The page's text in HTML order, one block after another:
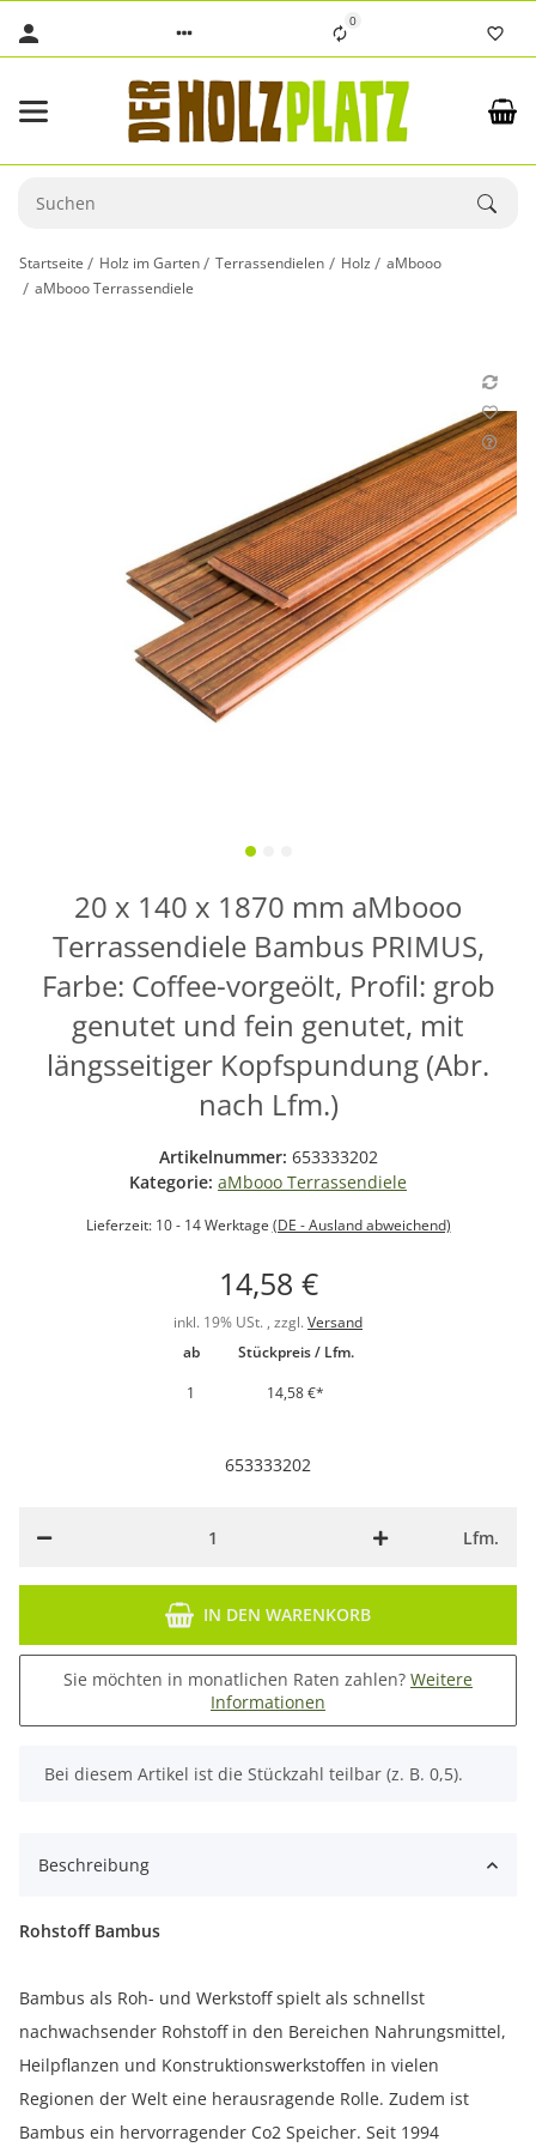
0
Startseite Holz im Garten Terrassendielen Holz
aMbooo
aMbooo Terrassendiele
20 x 140 x 1870 mm aMbooo
Terrassendiele Bambus PRIMUS,
Farbe: Coffee-vorgeölt, Profil: grob
genutet und fein genutet, mit
längsseitiger Kopfspundung (Abr.
nach Lfm.)
Artikelnummer: 653333202
Kategorie: aMbooo Terrassendiele
Lieferzeit: 10 - 14 Werktage (DE - Ausland abweichend)
14,58 €
inkl. 19% USt. , zzgl. Versand
ab
Stückpreis / Lfm.
1
14,58 €*
653333202
Lfm.
IN DEN WARENKORB
Sie möchten in monatlichen Raten zahlen? Weitere
Informationen
x
Bei diesem Artikel ist die Stückzahl teilbar (z. B. 0,5).
Beschreibung
Rohstoff Bambus
Bambus als Roh- und Werkstoff spielt als schnellst
nachwachsender Rohstoff in den Bereichen Nahrungsmittel,
Heilpflanzen und Konstruktionswerkstoffen in vielen
Regionen der Welt eine herausragende Rolle. Zudem ist
Bambus ein hervorragender Co2 Speicher. Seit 1994